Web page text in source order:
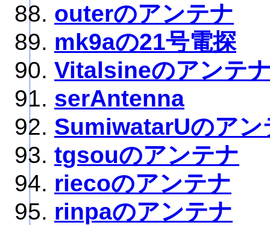
outerのアンテナ
mk9aの21号電探
Vitalsineのアンテ
serAntenna
SumiwatarUのアン
tgsouのアンテナ
riecoのアンテナ
rinpaのアンテナ